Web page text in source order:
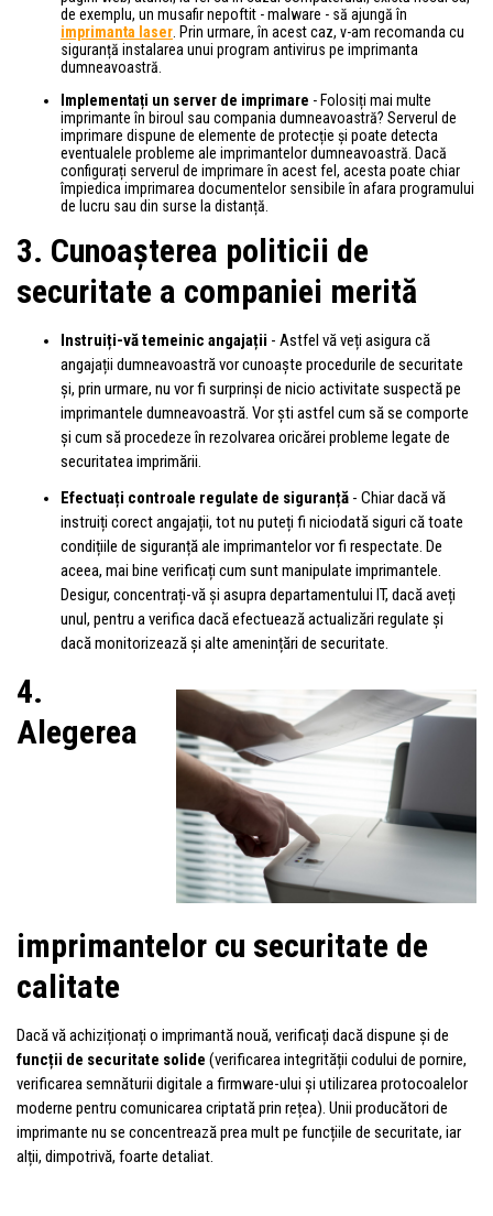
de exemplu, un musafir nepoftit - malware - să ajungă în
imprimanta laser . Prin urmare, în acest caz, v-am recomanda cu
siguranță instalarea unui program antivirus pe imprimanta
dumneavoastră.
Implementați un server de imprimare - Folosiți mai multe
imprimante în biroul sau compania dumneavoastră? Serverul de
imprimare dispune de elemente de protecție și poate detecta
eventualele probleme ale imprimantelor dumneavoastră. Dacă
configurați serverul de imprimare în acest fel, acesta poate chiar
împiedica imprimarea documentelor sensibile în afara programului
de lucru sau din surse la distanță.
3. Cunoașterea politicii de
securitate a companiei merită
Instruiți-vă temeinic angajații - Astfel vă veți asigura că
angajații dumneavoastră vor cunoaște procedurile de securitate
și, prin urmare, nu vor fi surprinși de nicio activitate suspectă pe
imprimantele dumneavoastră. Vor ști astfel cum să se comporte
și cum să procedeze în rezolvarea oricărei probleme legate de
securitatea imprimării.
Efectuați controale regulate de siguranță - Chiar dacă vă
instruiți corect angajații, tot nu puteți fi niciodată siguri că toate
condițiile de siguranță ale imprimantelor vor fi respectate. De
aceea, mai bine verificați cum sunt manipulate imprimantele.
Desigur, concentrați-vă și asupra departamentului IT, dacă aveți
unul, pentru a verifica dacă efectuează actualizări regulate și
dacă monitorizează și alte amenințări de securitate.
4.
Alegerea
imprimantelor cu securitate de
calitate
Dacă vă achiziționați o imprimantă nouă, verificați dacă dispune și de
funcții de securitate solide (verificarea integrității codului de pornire,
verificarea semnăturii digitale a firmware-ului și utilizarea protocoalelor
moderne pentru comunicarea criptată prin rețea). Unii producători de
imprimante nu se concentrează prea mult pe funcțiile de securitate, iar
alții, dimpotrivă, foarte detaliat.